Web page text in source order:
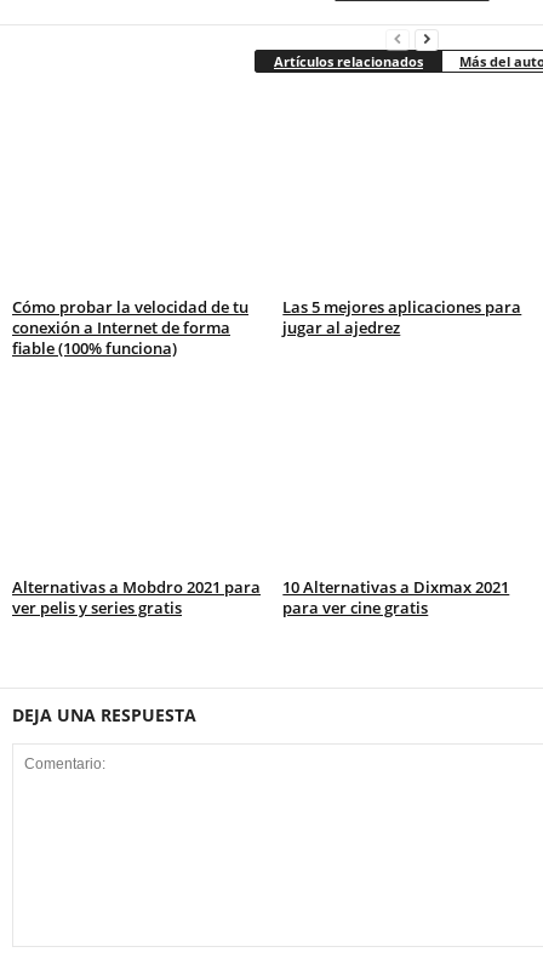
Artículos relacionados Más del
Cómo probar la velocidad de tu
conexión a Internet de forma
fiable (100% funciona)
Las 5 mejores aplicaciones para
jugar al ajedrez
Alternativas a Mobdro 2021 para
ver pelis y series gratis
10 Alternativas a Dixmax 2021
para ver cine gratis
DEJA UNA RESPUESTA